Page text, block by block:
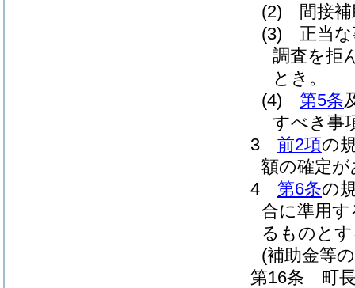
(2)
間接
(3)
正当
調査を拒
とき。
(4)
第5条
すべき事
3
前2項の
額の確定
4
第6条の
合に準用す
るものと
(補助金等
第16条
町